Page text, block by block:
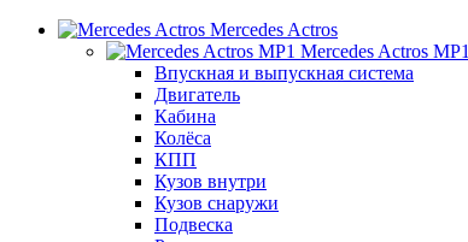
Mercedes Actros
Mercedes Actros MP1
Впускная и выпускная система
Двигатель
Кабина
Колёса
КПП
Кузов внутри
Кузов снаружи
Подвеска